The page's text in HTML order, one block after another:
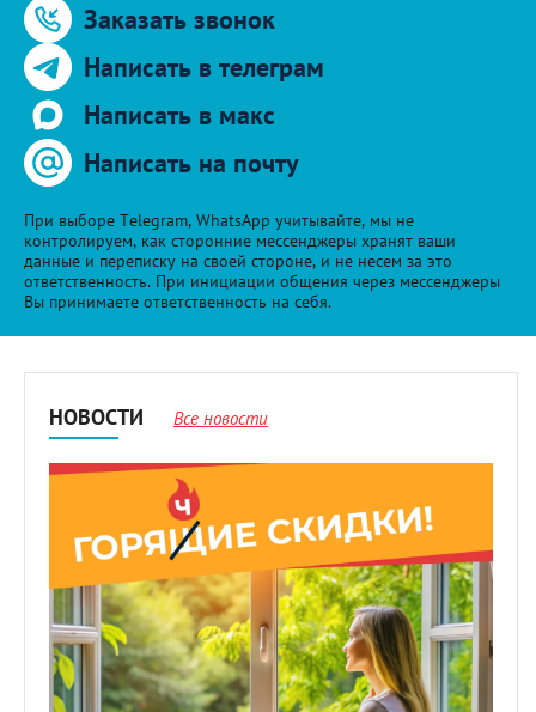
Заказать звонок
Написать на почту
Написать в телеграм
Написать в макс
При выборе Telegram, WhatsApp учитывайте, мы не
контролируем, как сторонние мессенджеры хранят ваши
данные и переписку на своей стороне, и не несем за это
ответственность. При инициации общения через мессенджеры
Вы принимаете ответственность на себя.
НОВОСТИ Все новости